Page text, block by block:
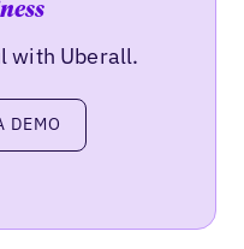
with Uberall.
DEMO